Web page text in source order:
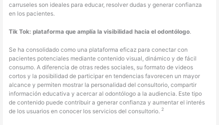
carruseles son ideales para educar, resolver dudas y generar confianza
en los pacientes.
Tik Tok: plataforma que amplía la visibilidad hacia el odontólogo.
Se ha consolidado como una plataforma eficaz para conectar con
pacientes potenciales mediante contenido visual, dinámico y de fácil
consumo. A diferencia de otras redes sociales, su formato de videos
cortos y la posibilidad de participar en tendencias favorecen un mayor
alcance y permiten mostrar la personalidad del consultorio, compartir
información educativa y acercar al odontólogo a la audiencia. Este tipo
de contenido puede contribuir a generar confianza y aumentar el interés
de los usuarios en conocer los servicios del consultorio. 2